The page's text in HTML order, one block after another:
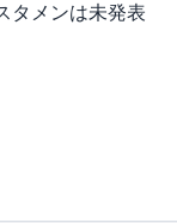
タメンは未発表